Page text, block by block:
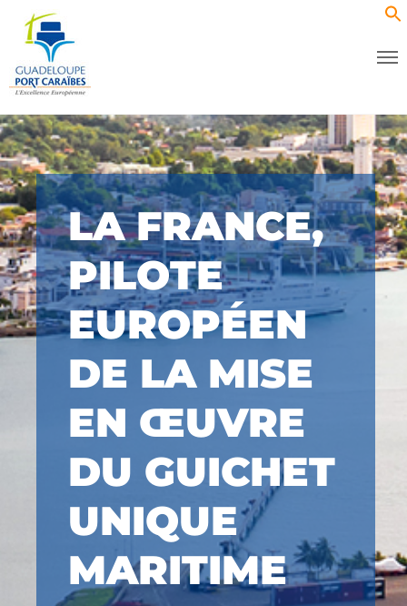
LA FRANCE,
PILOTE
EUROPÉEN
DE LA MISE
EN ŒUVRE
DU GUICHET
UNIQUE
MARITIME